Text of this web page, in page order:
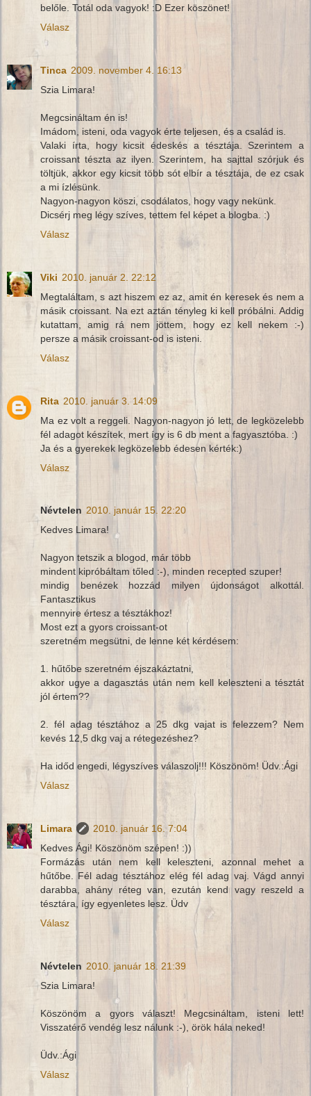
belőle. Totál oda vagyok! :D Ezer köszönet!
Válasz
Tinca 2009. november 4. 16:13
Szia Limara!
Megcsináltam én is!
Imádom, isteni, oda vagyok érte teljesen, és a család is.
Valaki írta, hogy kicsit édeskés a tésztája. Szerintem a
croissant tészta az ilyen. Szerintem, ha sajttal szórjuk és
töltjük, akkor egy kicsit több sót elbír a tésztája, de ez csak
a mi ízlésünk.
Nagyon-nagyon köszi, csodálatos, hogy vagy nekünk.
Dicsérj meg légy szíves, tettem fel képet a blogba. :)
Válasz
Viki 2010. január 2. 22:12
Megtaláltam, s azt hiszem ez az, amit én keresek és nem a
másik croissant. Na ezt aztán tényleg ki kell próbálni. Addig
kutattam, amig rá nem jöttem, hogy ez kell nekem :-)
persze a másik croissant-od is isteni.
Válasz
Rita 2010. január 3. 14:09
Ma ez volt a reggeli. Nagyon-nagyon jó lett, de legközelebb
fél adagot készítek, mert így is 6 db ment a fagyasztóba. :)
Ja és a gyerekek legközelebb édesen kérték:)
Válasz
Névtelen 2010. január 15. 22:20
Kedves Limara!
Nagyon tetszik a blogod, már több
mindent kipróbáltam tőled :-), minden recepted szuper!
mindig benézek hozzád milyen újdonságot alkottál.
Fantasztikus
mennyire értesz a tésztákhoz!
Most ezt a gyors croissant-ot
szeretném megsütni, de lenne két kérdésem:
1. hűtőbe szeretném éjszakáztatni,
akkor ugye a dagasztás után nem kell keleszteni a tésztát
jól értem??
2. fél adag tésztához a 25 dkg vajat is felezzem? Nem
kevés 12,5 dkg vaj a rétegezéshez?
Ha időd engedi, légyszíves válaszolj!!! Köszönöm! Üdv.:Ági
Válasz
Limara
2010. január 16. 7:04
Kedves Ági! Köszönöm szépen! :))
Formázás után nem kell keleszteni, azonnal mehet a
hűtőbe. Fél adag tésztához elég fél adag vaj. Vágd annyi
darabba, ahány réteg van, ezután kend vagy reszeld a
tésztára, így egyenletes lesz. Üdv
Válasz
Névtelen 2010. január 18. 21:39
Szia Limara!
Köszönöm a gyors választ! Megcsináltam, isteni lett!
Visszatérő vendég lesz nálunk :-), örök hála neked!
Üdv.:Ági
Válasz